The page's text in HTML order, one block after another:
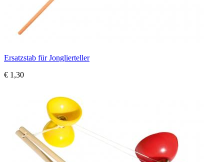
Ersatzstab für Jonglierteller
€ 1,30